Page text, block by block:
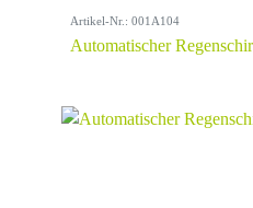
Artikel-Nr.: 001A104
Automatischer